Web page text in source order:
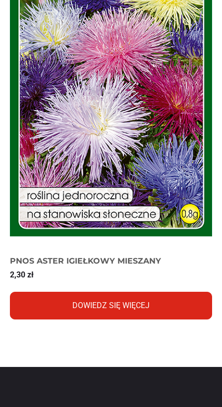
PNOS ASTER IGIEŁKOWY MIESZANY
2,30 zł
DOWIEDZ SIĘ WIĘCEJ